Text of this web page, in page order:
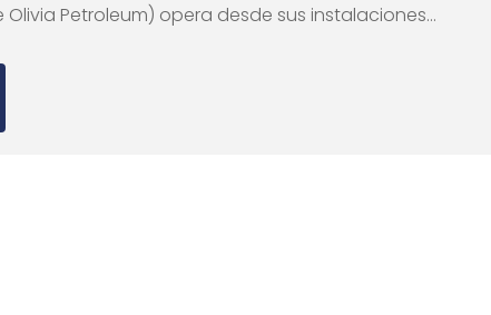
Petroleum) opera desde sus instalaciones…